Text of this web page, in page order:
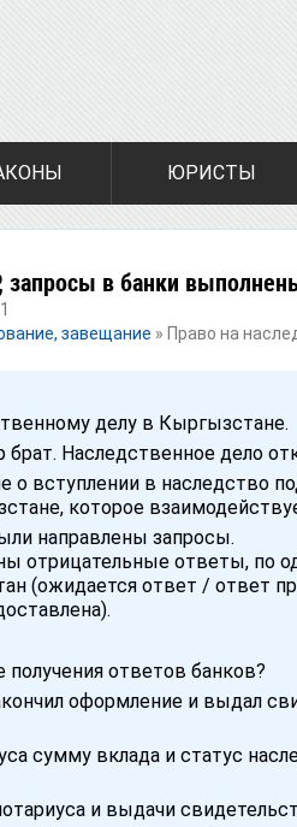
ЮРИСТЫ
запросы в банки
завещание » Право на
делу в Кыргызстане.
Наследственное дело
о вступлении в наследство
которое
направлены запросы.
отрицательные ответы, по
(ожидается ответ / ответ
ответов банков?
оформление и выдал
сумму вклада и статус
и выдачи